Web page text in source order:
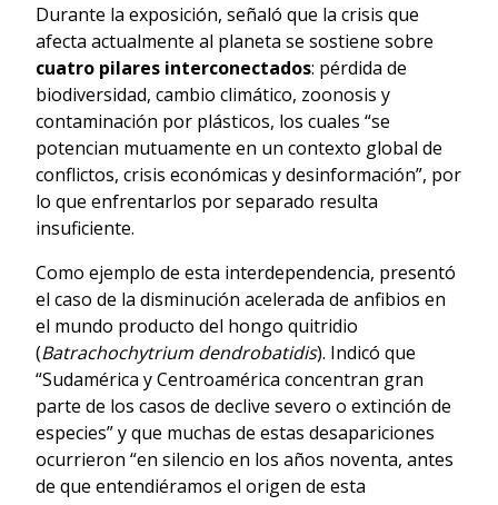
Durante la exposición, señaló que la crisis que
afecta actualmente al planeta se sostiene sobre
cuatro pilares interconectados: pérdida de
biodiversidad, cambio climático, zoonosis y
contaminación por plásticos, los cuales “se
potencian mutuamente en un contexto global de
conflictos, crisis económicas y desinformación”, por
lo que enfrentarlos por separado resulta
insuficiente.
Como ejemplo de esta interdependencia, presentó
el caso de la disminución acelerada de anfibios en
el mundo producto del hongo quitridio
(Batrachochytrium dendrobatidis). Indicó que
“Sudamérica y Centroamérica concentran gran
parte de los casos de declive severo o extinción de
especies” y que muchas de estas desapariciones
ocurrieron “en silencio en los años noventa, antes
de que entendiéramos el origen de esta